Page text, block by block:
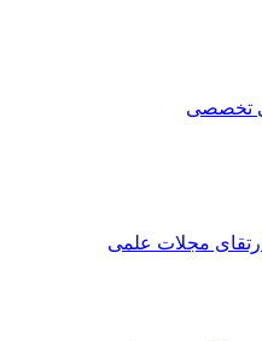
تخصصی
مجلات علمی